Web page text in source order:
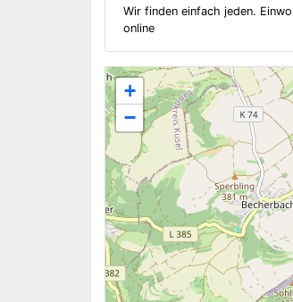
Wir finden einfach jeden.
online
+
−